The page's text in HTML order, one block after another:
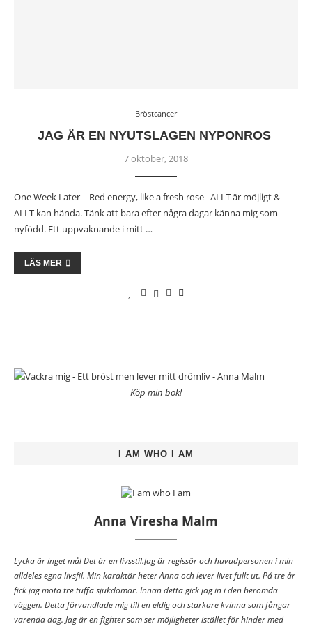
Bröstcancer
JAG ÄR EN NYUTSLAGEN NYPONROS
7 oktober, 2018
One Week Later – Red energy, like a fresh rose ALLT är möjligt &
ALLT kan hända. Tänk att bara efter några dagar känna mig som
nyfödd. Ett uppvaknande i mitt …
LÄS MER
Köp min bok!
I AM WHO I AM
Anna Viresha Malm
Lycka är inget mål Det är en livsstil.Jag är regissör och huvudpersonen i min
alldeles egna livsfil. Min karaktär heter Anna och lever livet fullt ut. På tre år
fick jag möta tre tuffa sjukdomar. Innan detta gick jag in i den berömda
väggen. Detta förvandlade mig till en eldig och starkare kvinna som fångar
varenda dag. Jag är en fighter som ser möjligheter istället för hinder med